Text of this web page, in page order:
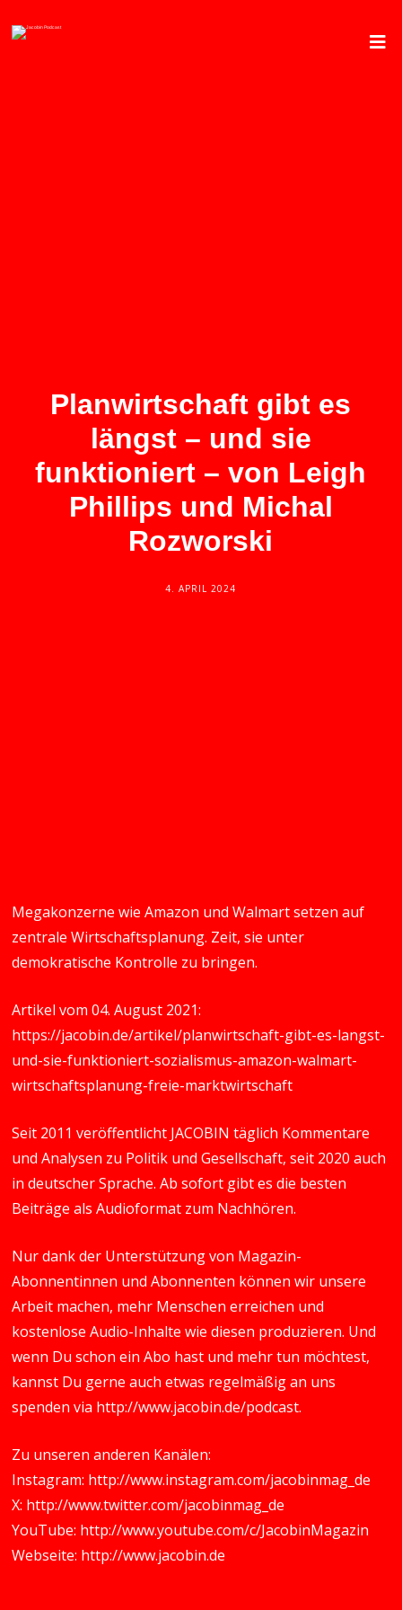
Planwirtschaft gibt es
längst – und sie
funktioniert – von Leigh
Phillips und Michal
Rozworski
4. APRIL 2024
Megakonzerne wie Amazon und Walmart setzen auf
zentrale Wirtschaftsplanung. Zeit, sie unter
demokratische Kontrolle zu bringen.
Artikel vom 04. August 2021:
https://jacobin.de/artikel/planwirtschaft-gibt-es-langst-
und-sie-funktioniert-sozialismus-amazon-walmart-
wirtschaftsplanung-freie-marktwirtschaft
Seit 2011 veröffentlicht JACOBIN täglich Kommentare
und Analysen zu Politik und Gesellschaft, seit 2020 auch
in deutscher Sprache. Ab sofort gibt es die besten
Beiträge als Audioformat zum Nachhören.
Nur dank der Unterstützung von Magazin-
Abonnentinnen und Abonnenten können wir unsere
Arbeit machen, mehr Menschen erreichen und
kostenlose Audio-Inhalte wie diesen produzieren. Und
wenn Du schon ein Abo hast und mehr tun möchtest,
kannst Du gerne auch etwas regelmäßig an uns
spenden via http://www.jacobin.de/podcast.
Zu unseren anderen Kanälen:
Instagram: http://www.instagram.com/jacobinmag_de
X: http://www.twitter.com/jacobinmag_de
YouTube: http://www.youtube.com/c/JacobinMagazin
Webseite: http://www.jacobin.de